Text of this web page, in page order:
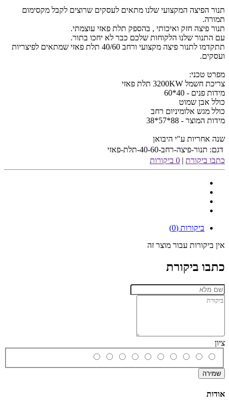
תנור הפיצה המקצועי שלנו מתאים לעסקים שרוצים לקבל מקסימום
תמורה.
תנור פיצה חזק ואיכותי , בהספק תלת פאזי עוצמתי.
עם התנור שלנו הלקוחות שלכם כבר לא יחכו בתור.
תתקדמו לתנור פיצה מקצועי ורחב 40/60 תלת פאזי שמתאים לפיצריות
ועסקים.
מפרט טכני:
צריכת חשמל 3200KW תלת פאזי
מידות פנים - 40*60
כולל אבן שמוט
כולל מגש אלומיניום רחב
מידות המוצר - 88*57*38
שנה אחריות ע"י היבואן
דגם: תנור-פיצה-רחב-40-60-תלת-פאזי
כתבו ביקורת | 0 ביקורות
ביקורות (0)
אין ביקורות עבור מוצר זה
כתבו ביקורת
ציון
שמירה
אודות